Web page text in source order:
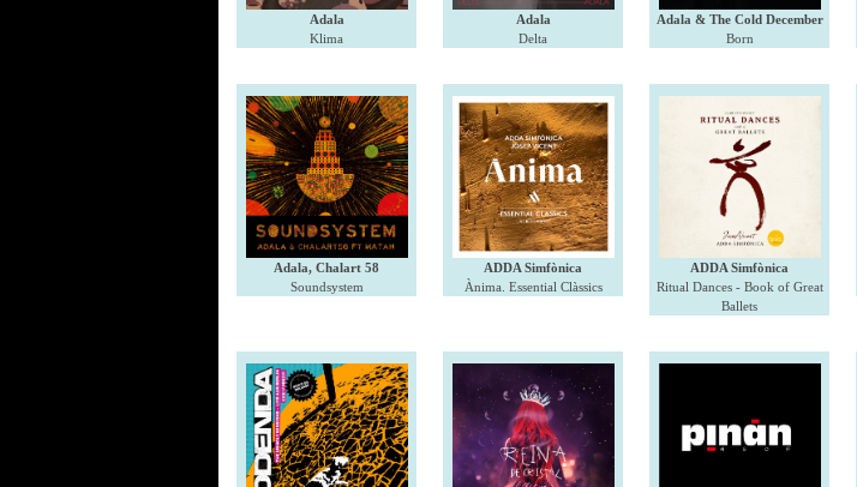
Adala
Klima
Adala
Delta
Adala & The Cold December
Born
Adala, Chalart 58
Soundsystem
ADDA Simfònica
Ànima. Essential Clàssics
ADDA Simfònica
Ritual Dances - Book of Great
Ballets